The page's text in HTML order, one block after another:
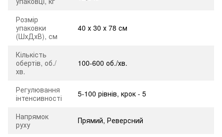
Розмір
упаковки
(ШхДхВ), см
40 х 30 х 78 см
Кількість
обертів, об./
хв.
100-600 об./хв.
Регулювання
інтенсивності
5-100 рівнів, крок - 5
Напрямок
руху
Прямий, Реверсний